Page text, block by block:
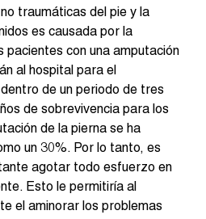
traumáticas del pie y la
es causada por la
pacientes con una amputación
al hospital para el
de un periodo de tres
de sobrevivencia para los
de la pierna se ha
un 30%. Por lo tanto, es
agotar todo esfuerzo en
Esto le permitiría al
el aminorar los problemas